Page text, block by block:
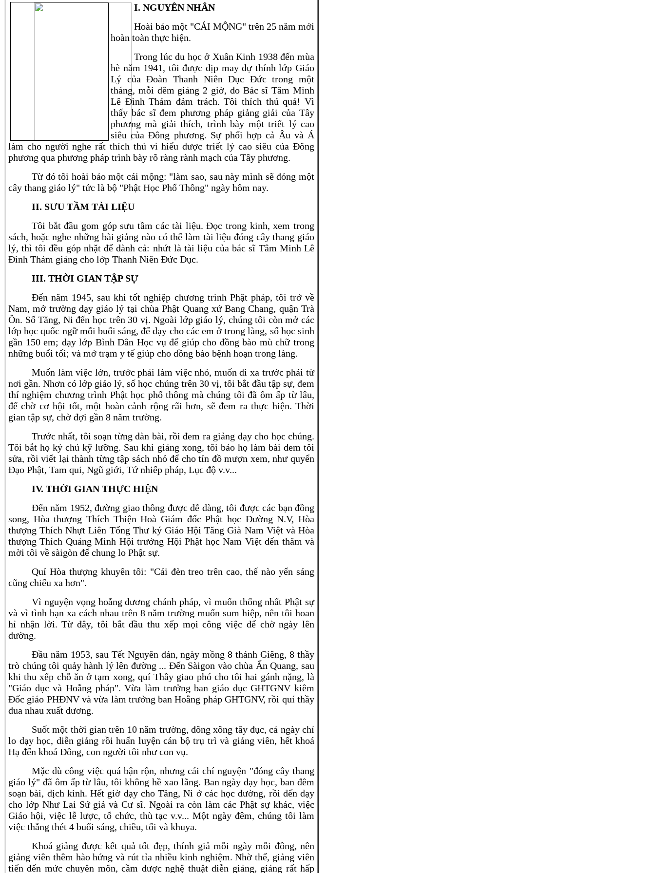
I. NGUYÊN NHÂN
Hoài bảo một "CÁI MỘNG" trên 25 năm mới
hoàn toàn thực hiện.
Trong lúc du học ở Xuân Kinh 1938 đến mùa
hè năm 1941, tôi được dịp may dự thính lớp Giáo
Lý của Đoàn Thanh Niên Dục Đức trong một
tháng, mỗi đêm giảng 2 giờ, do Bác sĩ Tâm Minh
Lê Đình Thám đảm trách. Tôi thích thú quá! Vì
thấy bác sĩ đem phương pháp giảng giải của Tây
phương mà giải thích, trình bày một triết lý cao
siêu của Đông phương. Sự phối hợp cả Âu và Á
làm cho người nghe rất thích thú vì hiểu được triết lý cao siêu của Đông
phương qua phương pháp trình bày rõ ràng rành mạch của Tây phương.
Từ đó tôi hoài bảo một cái mộng: "làm sao, sau này mình sẽ đóng một
cây thang giáo lý" tức là bộ "Phật Học Phổ Thông" ngày hôm nay.
II. SƯU TẦM TÀI LIỆU
Tôi bắt đầu gom góp sưu tầm các tài liệu. Đọc trong kinh, xem trong
sách, hoặc nghe những bài giảng nào có thể làm tài liệu đóng cây thang giáo
lý, thì tôi đều góp nhặt để dành cả: nhứt là tài liệu của bác sĩ Tâm Minh Lê
Đình Thám giảng cho lớp Thanh Niên Đức Dục.
III. THỜI GIAN TẬP SỰ
Đến năm 1945, sau khi tốt nghiệp chương trình Phật pháp, tôi trở về
Nam, mở trường dạy giáo lý tại chùa Phật Quang xứ Bang Chang, quận Trà
Ôn. Số Tăng, Ni đến học trên 30 vị. Ngoài lớp giáo lý, chúng tôi còn mở các
lớp học quốc ngữ mỗi buổi sáng, để dạy cho các em ở trong làng, số học sinh
gần 150 em; dạy lớp Bình Dân Học vụ để giúp cho đồng bào mù chữ trong
những buổi tối; và mở trạm y tế giúp cho đồng bào bệnh hoạn trong làng.
Muốn làm việc lớn, trước phải làm việc nhỏ, muốn đi xa trước phải từ
nơi gần. Nhơn có lớp giáo lý, số học chúng trên 30 vị, tôi bắt đầu tập sự, đem
thí nghiệm chương trình Phật học phổ thông mà chúng tôi đã ôm ấp từ lâu,
để chờ cơ hội tốt, một hoàn cảnh rộng rãi hơn, sẽ đem ra thực hiện. Thời
gian tập sự, chờ đợi gần 8 năm trường.
Trước nhất, tôi soạn từng dàn bài, rồi đem ra giảng dạy cho học chúng.
Tôi bắt họ ký chú kỹ lưỡng. Sau khi giảng xong, tôi bảo họ làm bài đem tôi
sửa, rồi viết lại thành từng tập sách nhỏ để cho tín đồ mượn xem, như quyển
Đạo Phật, Tam qui, Ngũ giới, Tứ nhiếp pháp, Lục độ v.v...
IV. THỜI GIAN THỰC HIỆN
Đến năm 1952, đường giao thông được dễ dàng, tôi được các bạn đồng
song, Hòa thượng Thích Thiện Hoà Giám đốc Phật học Đường N.V, Hòa
thượng Thích Nhựt Liên Tổng Thư ký Giáo Hội Tăng Già Nam Việt và Hòa
thượng Thích Quảng Minh Hội trưởng Hội Phật học Nam Việt đến thăm và
mời tôi về sàigòn để chung lo Phật sự.
Quí Hòa thượng khuyên tôi: "Cái đèn treo trên cao, thế nào yến sáng
cũng chiếu xa hơn".
Vì nguyện vọng hoằng dương chánh pháp, vì muốn thống nhất Phật sự
và vì tình bạn xa cách nhau trên 8 năm trường muốn sum hiệp, nên tôi hoan
hỉ nhận lời. Từ đây, tôi bắt đầu thu xếp mọi công việc để chờ ngày lên
đường.
Đầu năm 1953, sau Tết Nguyên đán, ngày mồng 8 thánh Giêng, 8 thầy
trò chúng tôi quảy hành lý lên đường ... Đến Sàigon vào chùa Ấn Quang, sau
khi thu xếp chỗ ăn ở tạm xong, quí Thầy giao phó cho tôi hai gánh nặng, là
"Giáo dục và Hoằng pháp". Vừa làm trưởng ban giáo dục GHTGNV kiêm
Đốc giáo PHĐNV và vừa làm trưởng ban Hoằng pháp GHTGNV, rồi quí thầy
đua nhau xuất dương.
Suốt một thời gian trên 10 năm trường, đông xông tây đục, cả ngày chỉ
lo dạy học, diễn giảng rồi huấn luyện cán bộ trụ trì và giảng viên, hết khoá
Hạ đến khoá Đông, con người tôi như con vụ.
Mặc dù công việc quá bận rộn, nhưng cái chí nguyện "đóng cây thang
giáo lý" đã ôm ấp từ lâu, tôi không hề xao lãng. Ban ngày dạy học, ban đêm
soạn bài, dịch kinh. Hết giờ dạy cho Tăng, Ni ở các học đường, rồi đến dạy
cho lớp Như Lai Sứ giả và Cư sĩ. Ngoài ra còn làm các Phật sự khác, việc
Giáo hội, việc lễ lược, tổ chức, thù tạc v.v... Một ngày đêm, chúng tôi làm
việc thẳng thét 4 buổi sáng, chiều, tối và khuya.
Khoá giảng được kết quả tốt đẹp, thính giả mỗi ngày mỗi đông, nên
giảng viên thêm hào hứng và rút tỉa nhiều kinh nghiệm. Nhờ thế, giảng viên
tiến đến mức chuyên môn, cầm được nghệ thuật diễn giảng, giảng rất hấp